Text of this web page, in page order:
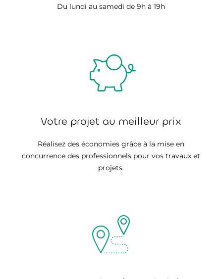
Du lundi au samedi de 9h à 19h
Votre projet au meilleur prix
Réalisez des économies grâce à la mise en
concurrence des professionnels pour vos travaux et
projets.